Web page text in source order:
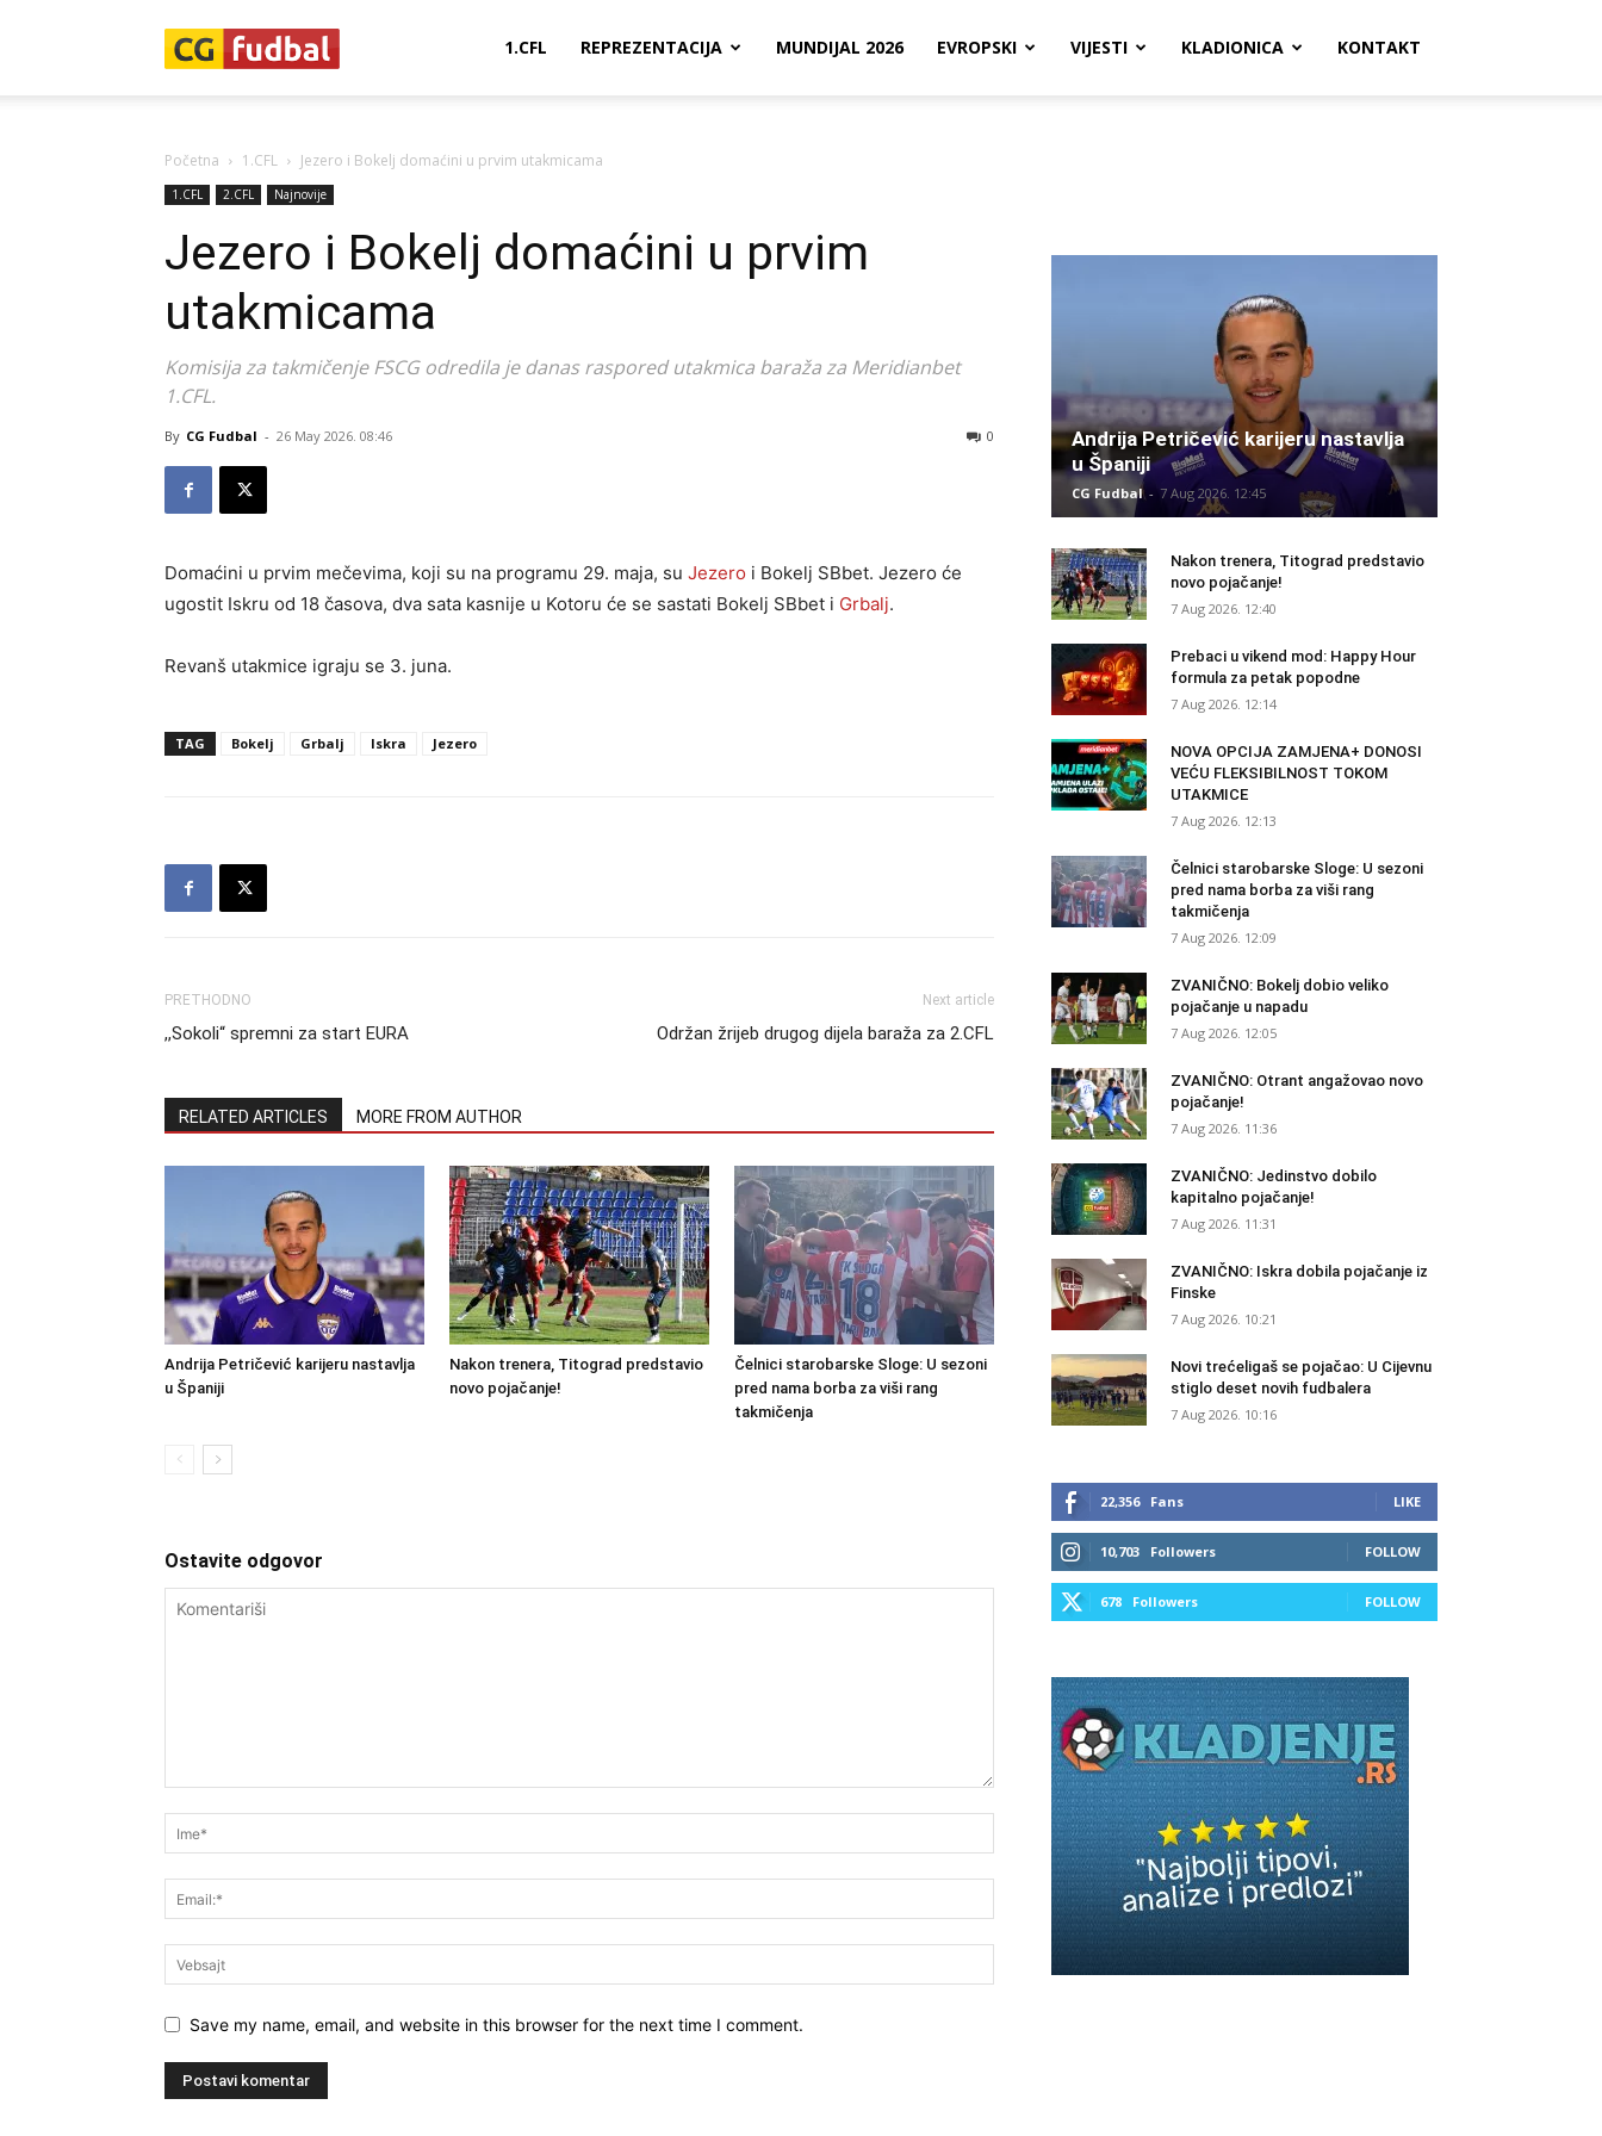
1.CFL REPREZENTACIJA MUNDIJAL 2026 EVROPSKI VIJESTI KLADIONICA KONTAKT
Početna 1.CFL Jezero i Bokelj domaćini u prvim utakmicama
1.CFL 2.CFL Najnovije
Jezero i Bokelj domaćini u prvim
utakmicama
Komisija za takmičenje FSCG odredila je danas raspored utakmica baraža za Meridianbet
1.CFL.
By CG Fudbal - 26 May 2026. 08:46 0
Domaćini u prvim mečevima, koji su na programu 29. maja, su Jezero i Bokelj SBbet. Jezero će
ugostit Iskru od 18 časova, dva sata kasnije u Kotoru će se sastati Bokelj SBbet i Grbalj.
Revanš utakmice igraju se 3. juna.
TAG Bokelj Grbalj Iskra Jezero
PRETHODNO
,,Sokoli“ spremni za start EURA
Next article
Održan žrijeb drugog dijela baraža za 2.CFL
RELATED ARTICLES MORE FROM AUTHOR
Andrija Petričević karijeru nastavlja
u Španiji
Nakon trenera, Titograd predstavio
novo pojačanje!
Čelnici starobarske Sloge: U sezoni
pred nama borba za viši rang
takmičenja
Ostavite odgovor
Save my name, email, and website in this browser for the next time I comment.
Andrija Petričević karijeru nastavlja
u Španiji
CG Fudbal - 7 Aug 2026. 12:45
Nakon trenera, Titograd predstavio
novo pojačanje!
7 Aug 2026. 12:40
Prebaci u vikend mod: Happy Hour
formula za petak popodne
7 Aug 2026. 12:14
NOVA OPCIJA ZAMJENA+ DONOSI
VEĆU FLEKSIBILNOST TOKOM
UTAKMICE
7 Aug 2026. 12:13
Čelnici starobarske Sloge: U sezoni
pred nama borba za viši rang
takmičenja
7 Aug 2026. 12:09
ZVANIČNO: Bokelj dobio veliko
pojačanje u napadu
7 Aug 2026. 12:05
ZVANIČNO: Otrant angažovao novo
pojačanje!
7 Aug 2026. 11:36
ZVANIČNO: Jedinstvo dobilo
kapitalno pojačanje!
7 Aug 2026. 11:31
ZVANIČNO: Iskra dobila pojačanje iz
Finske
7 Aug 2026. 10:21
Novi trećeligaš se pojačao: U Cijevnu
stiglo deset novih fudbalera
7 Aug 2026. 10:16
22,356 Fans LIKE
10,703 Followers FOLLOW
678 Followers FOLLOW